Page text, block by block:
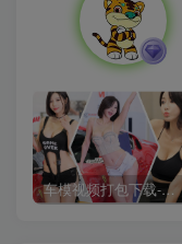
车模视频打包下载-高清无水印版